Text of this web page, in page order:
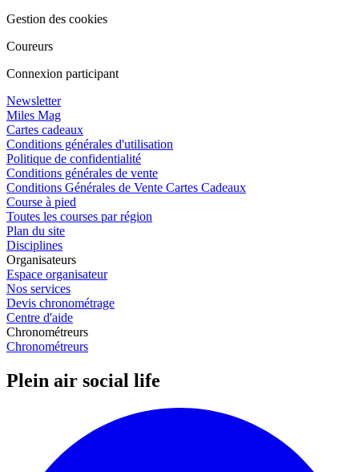
Gestion des cookies
Coureurs
Connexion participant
Newsletter
Miles Mag
Cartes cadeaux
Conditions générales d'utilisation
Politique de confidentialité
Conditions générales de vente
Conditions Générales de Vente Cartes Cadeaux
Course à pied
Toutes les courses par région
Plan du site
Disciplines
Organisateurs
Espace organisateur
Nos services
Devis chronométrage
Centre d'aide
Chronométreurs
Chronométreurs
Plein air social life